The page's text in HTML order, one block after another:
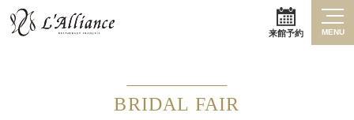
来館予約 MENU
BRIDAL FAIR